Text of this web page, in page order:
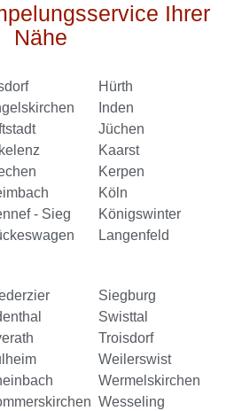
Ihrer
Nähe
- Sieg
Hürth
Inden
Jüchen
Kaarst
Kerpen
Köln
Königswinter
Langenfeld
Siegburg
Swisttal
Troisdorf
Weilerswist
Wermelskirchen
Wesseling